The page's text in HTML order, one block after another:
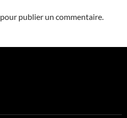
pour publier un commentaire.